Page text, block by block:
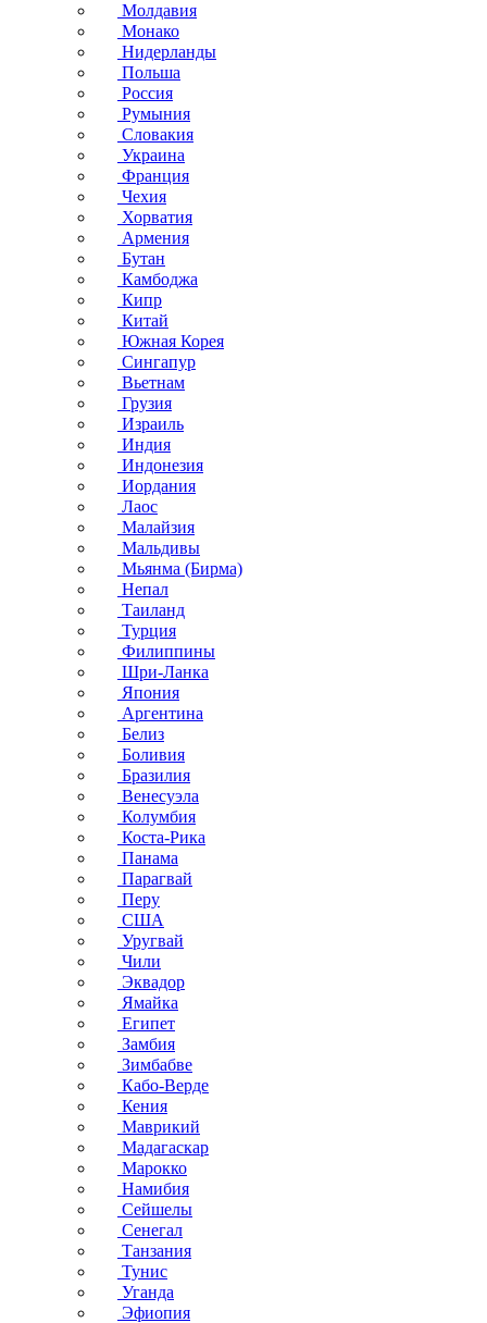
Молдавия
Монако
Нидерланды
Польша
Россия
Румыния
Словакия
Украина
Франция
Чехия
Хорватия
Армения
Бутан
Камбоджа
Кипр
Китай
Южная Корея
Сингапур
Вьетнам
Грузия
Израиль
Индия
Индонезия
Иордания
Лаос
Малайзия
Мальдивы
Мьянма (Бирма)
Непал
Таиланд
Турция
Филиппины
Шри-Ланка
Япония
Аргентина
Белиз
Боливия
Бразилия
Венесуэла
Колумбия
Коста-Рика
Панама
Парагвай
Перу
США
Уругвай
Чили
Эквадор
Ямайка
Египет
Замбия
Зимбабве
Кабо-Верде
Кения
Маврикий
Мадагаскар
Марокко
Намибия
Сейшелы
Сенегал
Танзания
Тунис
Уганда
Эфиопия